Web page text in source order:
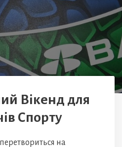
Вікенд для
Спорту
на